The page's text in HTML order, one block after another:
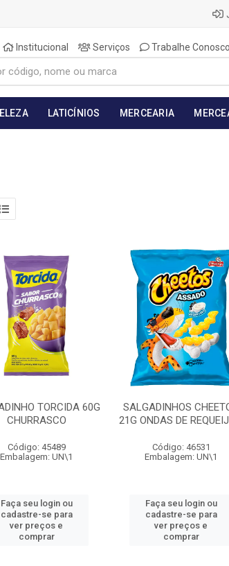
Institucional Serviços Trabalhe Conosco
LATICÍNIOS MERCEARIA
TORCIDA 60G
CHURRASCO
Código: 45489
Embalagem: UN\1
Faça seu login ou
cadastre-se para
ver preços e
comprar
SALGADINHOS
21G ONDAS DE
Código: 46531
Embalagem: UN\1
Faça seu login ou
cadastre-se para
ver preços e
comprar